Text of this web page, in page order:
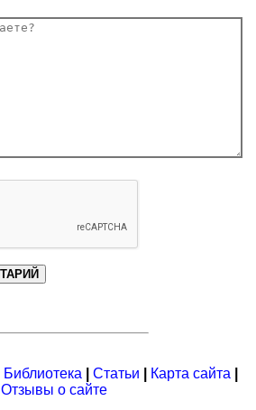
Библиотека Статьи Карта сайта
Отзывы о сайте